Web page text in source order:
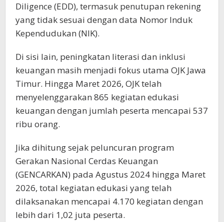
Diligence (EDD), termasuk penutupan rekening
yang tidak sesuai dengan data Nomor Induk
Kependudukan (NIK).
Di sisi lain, peningkatan literasi dan inklusi
keuangan masih menjadi fokus utama OJK Jawa
Timur. Hingga Maret 2026, OJK telah
menyelenggarakan 865 kegiatan edukasi
keuangan dengan jumlah peserta mencapai 537
ribu orang.
Jika dihitung sejak peluncuran program
Gerakan Nasional Cerdas Keuangan
(GENCARKAN) pada Agustus 2024 hingga Maret
2026, total kegiatan edukasi yang telah
dilaksanakan mencapai 4.170 kegiatan dengan
lebih dari 1,02 juta peserta.